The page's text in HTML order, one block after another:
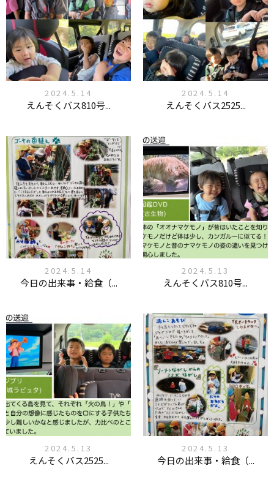
2024.5.14
えんそくバス810号...
2024.5.14
えんそくバス2525...
2024.5.14
今日の出来事・給食（...
2024.5.13
えんそくバス810号...
2024.5.13
えんそくバス2525...
2024.5.13
今日の出来事・給食（...